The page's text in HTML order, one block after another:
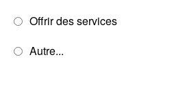
Offrir des services
Autre...